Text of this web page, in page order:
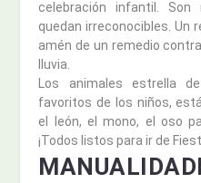
celebración infantil.
quedan irreconocibles. Un
amén de un remedio
lluvia.
Los animales estrella
favoritos de los niños,
el león, el mono, el oso
¡Todos listos para ir de